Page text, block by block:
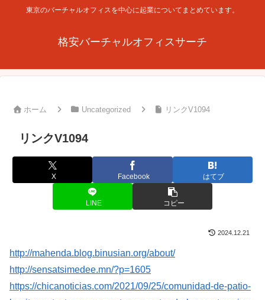
東京のバーチャルオフィスを中心に起業についてまとめています。
格安バーチャルオフィスサーチ
ホーム Uncategorized リンクV1094
リンクV1094
X Facebook はてブ
LINE コピー
2024.12.21
http://mahenda.blog.binusian.org/about/
http://sensatsimedee.mn/?p=1605
https://chicanoticias.com/2021/09/25/comunidad-de-patio-